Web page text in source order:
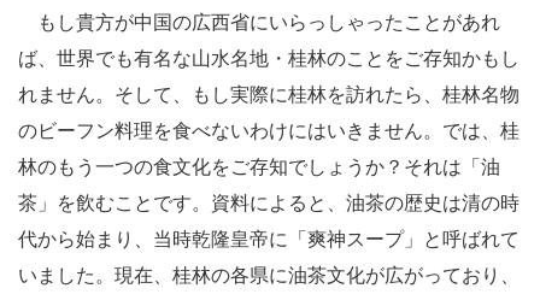
もし貴方が中国の広西省にいらっしゃったことがあれ
ば、世界でも有名な山水名地・桂林のことをご存知かもし
れません。そして、もし実際に桂林を訪れたら、桂林名物
のビーフン料理を食べないわけにはいきません。では、桂
林のもう一つの食文化をご存知でしょうか？それは「油
茶」を飲むことです。資料によると、油茶の歴史は清の時
代から始まり、当時乾隆皇帝に「爽神スープ」と呼ばれて
いました。現在、桂林の各県に油茶文化が広がっており、